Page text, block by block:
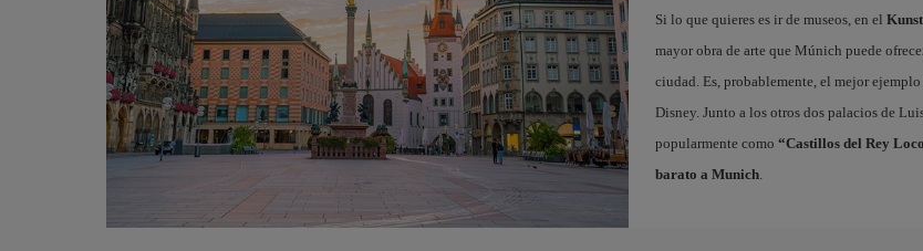
Si lo que quieres es ir de museos, en el
mayor obra de arte que Múnich puede
ciudad. Es, probablemente, el mejor
Disney. Junto a los otros dos palacios de
popularmente como “Castillos del Rey
barato a Munich.